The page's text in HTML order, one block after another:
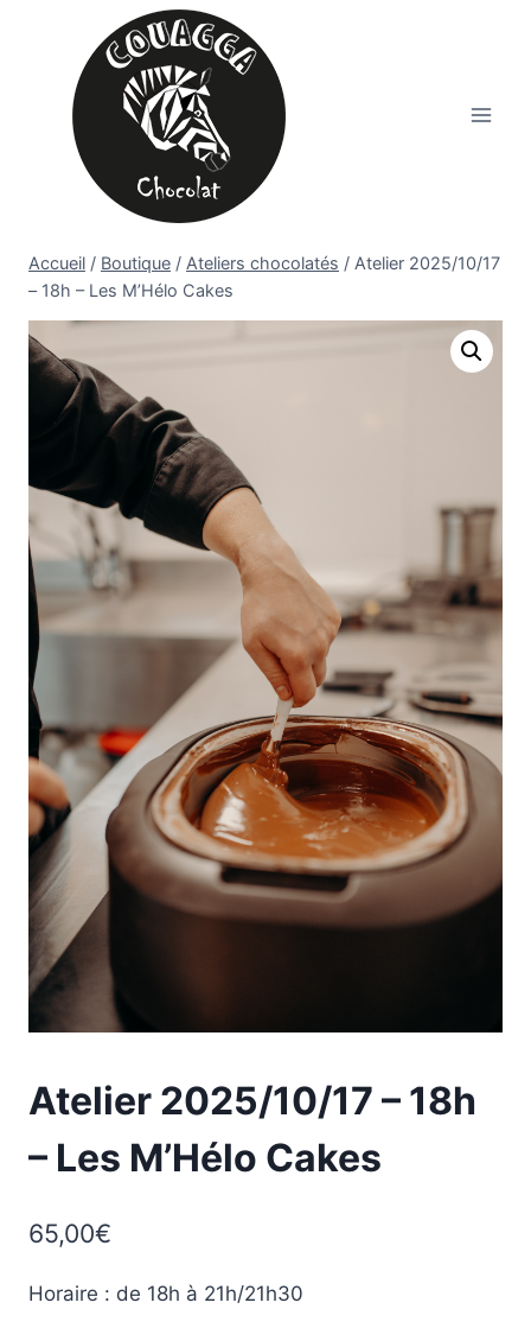
Accueil / Boutique / Ateliers chocolatés / Atelier 2025/10/17
– 18h – Les M’Hélo Cakes
Atelier 2025/10/17 – 18h
– Les M’Hélo Cakes
65,00€
Horaire : de 18h à 21h/21h30